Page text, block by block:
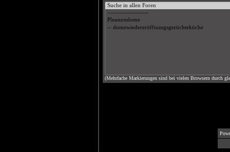
(Mehrfache Markierungen sind bei vielen Browsern durch